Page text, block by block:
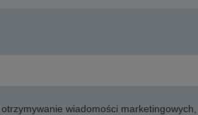
wiadomości